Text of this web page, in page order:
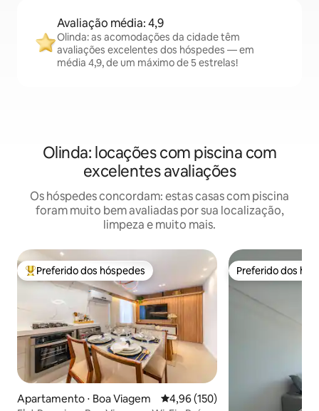
Avaliação média: 4,9
Olinda: as acomodações da cidade têm
avaliações excelentes dos hóspedes — em
média 4,9, de um máximo de 5 estrelas!
Olinda: locações com piscina com
excelentes avaliações
Os hóspedes concordam: estas casas com piscina
foram muito bem avaliadas por sua localização,
limpeza e muito mais.
Entre os melhores preferidos dos hóspedes
Preferido dos hóspedes
Apartamento ⋅ Boa Viagem 4,96 de uma avaliação média de
4,96 (150)
Preferido dos
Preferido dos